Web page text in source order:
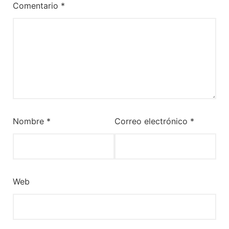
Comentario *
Nombre * Correo electrónico *
Web